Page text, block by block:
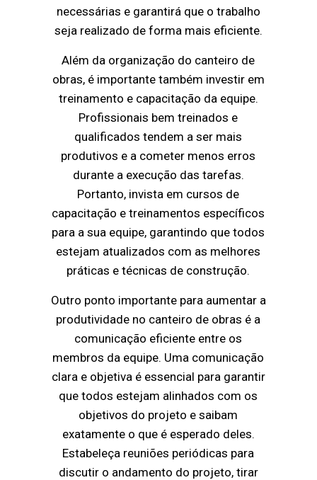
necessárias e garantirá que o trabalho
seja realizado de forma mais eficiente.
Além da organização do canteiro de
obras, é importante também investir em
treinamento e capacitação da equipe.
Profissionais bem treinados e
qualificados tendem a ser mais
produtivos e a cometer menos erros
durante a execução das tarefas.
Portanto, invista em cursos de
capacitação e treinamentos específicos
para a sua equipe, garantindo que todos
estejam atualizados com as melhores
práticas e técnicas de construção.
Outro ponto importante para aumentar a
produtividade no canteiro de obras é a
comunicação eficiente entre os
membros da equipe. Uma comunicação
clara e objetiva é essencial para garantir
que todos estejam alinhados com os
objetivos do projeto e saibam
exatamente o que é esperado deles.
Estabeleça reuniões periódicas para
discutir o andamento do projeto, tirar